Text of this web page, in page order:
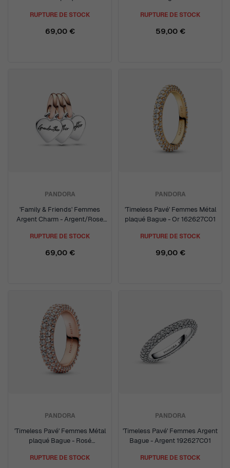
RUPTURE DE STOCK
69,00 €
RUPTURE DE STOCK
59,00 €
PANDORA
'Family & Friends' Femmes
Argent Charm - Argent/Rose
RUPTURE DE STOCK
69,00 €
PANDORA
'Timeless Pavé' Femmes Métal
plaqué Bague - Or 162627C01
RUPTURE DE STOCK
99,00 €
PANDORA
'Timeless Pavé' Femmes Métal
plaqué Bague - Rosé
RUPTURE DE STOCK
PANDORA
'Timeless Pavé' Femmes Argent
Bague - Argent 192627C01
RUPTURE DE STOCK